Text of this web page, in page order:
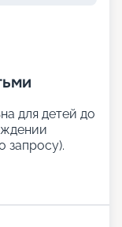
для детей до
запросу).